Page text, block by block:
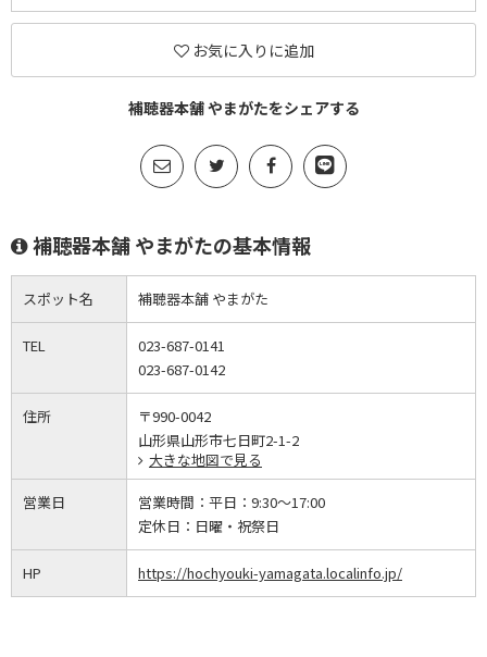
お気に入りに追加
補聴器本舗 やまがたをシェアする
補聴器本舗 やまがたの基本情報
スポット名 補聴器本舗 やまがた
TEL
023-687-0141
023-687-0142
住所
〒990-0042
山形県山形市七日町2-1-2
大きな地図で見る
営業日 営業時間： 平日：9:30～17:00
定休日： 日曜・祝祭日
HP https://hochyouki-yamagata.localinfo.jp/